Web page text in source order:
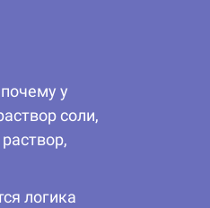
у
соли,
логика